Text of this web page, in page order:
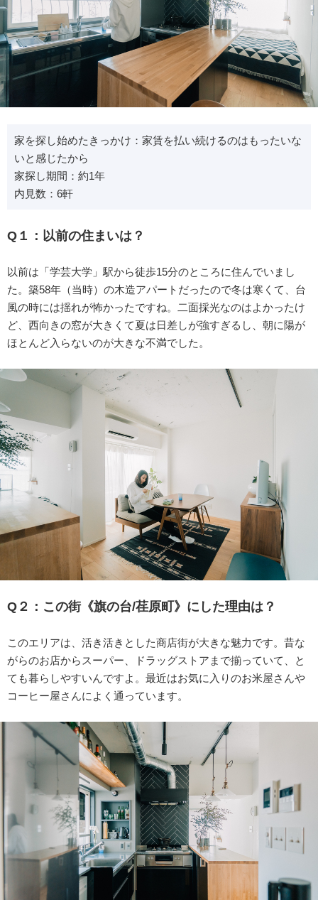
家を探し始めたきっかけ：家賃を払い続けるのはもったいな
いと感じたから
家探し期間：約1年
内見数：6軒
Q１：以前の住まいは？
以前は「学芸大学」駅から徒歩15分のところに住んでいまし
た。築58年（当時）の木造アパートだったので冬は寒くて、台
風の時には揺れが怖かったですね。二面採光なのはよかったけ
ど、西向きの窓が大きくて夏は日差しが強すぎるし、朝に陽が
ほとんど入らないのが大きな不満でした。
Q２： この街《旗の台/荏原町 》にした理由は？
このエリアは、活き活きとした商店街が大きな魅力です。昔な
がらのお店からスーパー、ドラッグストアまで揃っていて、と
ても暮らしやすいんですよ。最近はお気に入りのお米屋さんや
コーヒー屋さんによく通っています。